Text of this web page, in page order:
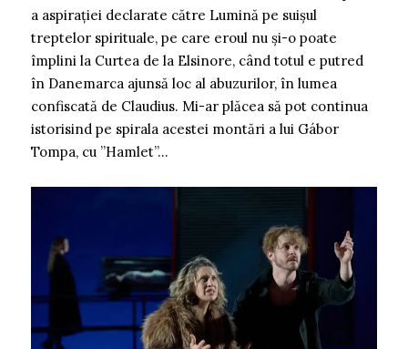
a aspirației declarate către Lumină pe suișul
treptelor spirituale, pe care eroul nu și-o poate
împlini la Curtea de la Elsinore, când totul e putred
în Danemarca ajunsă loc al abuzurilor, în lumea
confiscată de Claudius. Mi-ar plăcea să pot continua
istorisind pe spirala acestei montări a lui Gábor
Tompa, cu ”Hamlet”…